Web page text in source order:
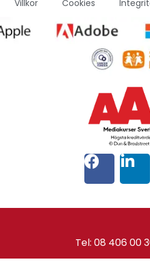
Villkor Cookies
Tel: 08 406 00